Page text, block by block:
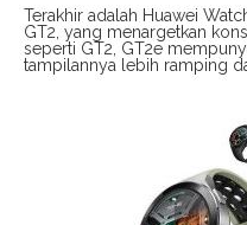
Terakhir adalah Huawei
GT2, yang menargetkan
seperti GT2, GT2e
tampilannya lebih ramping